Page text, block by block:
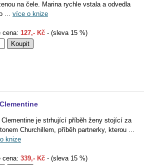
na čele. Marina rychle vstala a odvedla
... více o knize
cena: 127,- Kč - (sleva 15 %)
Clementine je strhující příběh ženy stojící za
Churchillem, příběh partnerky, kterou ...
knize
cena: 339,- Kč - (sleva 15 %)